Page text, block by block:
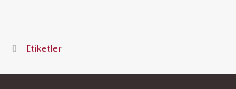
Etiketler